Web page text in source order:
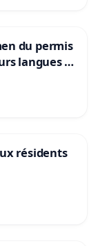
du permis
langues à
résidents